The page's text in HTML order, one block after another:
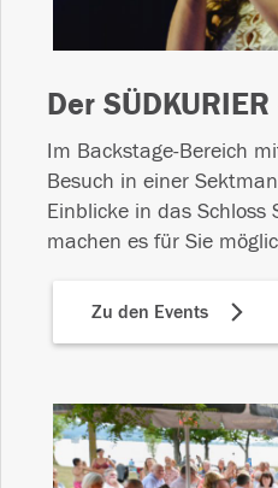
Der
Im Backstage-Bereich
Besuch in einer
Einblicke in das Schloss
machen es für Sie
Zu den Events